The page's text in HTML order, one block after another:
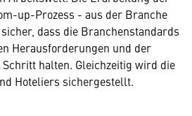
up-Prozess - aus der Branche
dass die Branchenstandards
Herausforderungen und der
halten. Gleichzeitig wird die
Hoteliers sichergestellt.